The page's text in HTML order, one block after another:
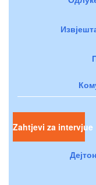
Zahtjevi za intervjue